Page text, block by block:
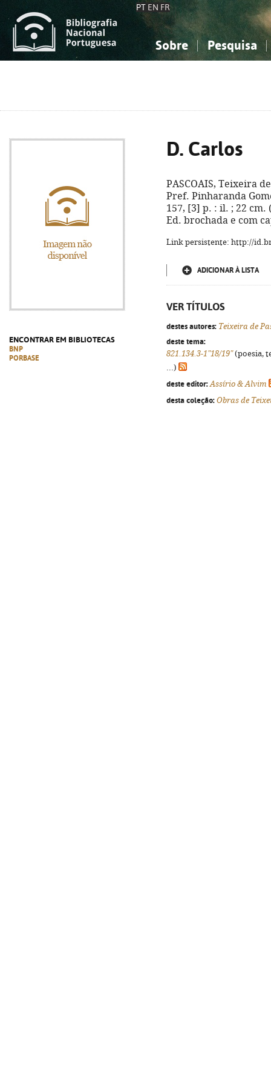
PT EN FR
Sobre Pesquisa
ENCONTRAR EM BIBLIOTECAS
BNP
PORBASE
D. Carlos
PASCOAIS, Teixeira
Pref. Pinharanda
157, [3] p. : il. ; 22 cm.
Ed. brochada e com
Link persistente: http://
ADICIONAR À LISTA
VER TÍTULOS
destes autores: Teixeira de
deste tema:
821.134.3-1"18/19"(poesia,
...)
deste editor: Assírio & Alvim
desta coleção: Obras de